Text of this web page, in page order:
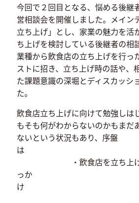
今回で２回目となる、悩める後継
営相談会を開催しました。メイン
立ち上げ」とし、家業の魅力を活
ち上げを検討している後継者の相
業種から飲食店の立ち上げを行っ
ストに招き、立ち上げ時の話や、
た課題意識の深堀とディスカッシ
た。
飲食店立ち上げに向けて勉強しは
もそも何がわからないのかもまだ
ないという状況もあり、序盤
・飲食店を立ち上げよ
っか